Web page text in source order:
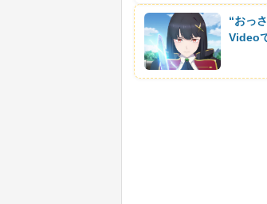
“おっ
Video